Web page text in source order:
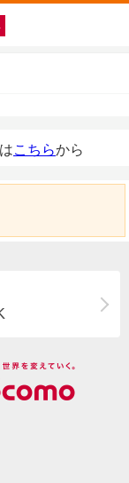
こちらから